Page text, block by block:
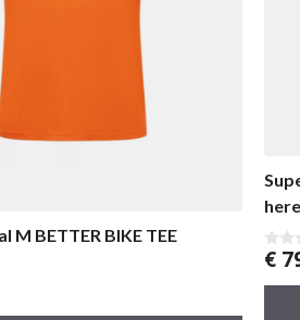
M BETTER BIKE TEE
0
a
€